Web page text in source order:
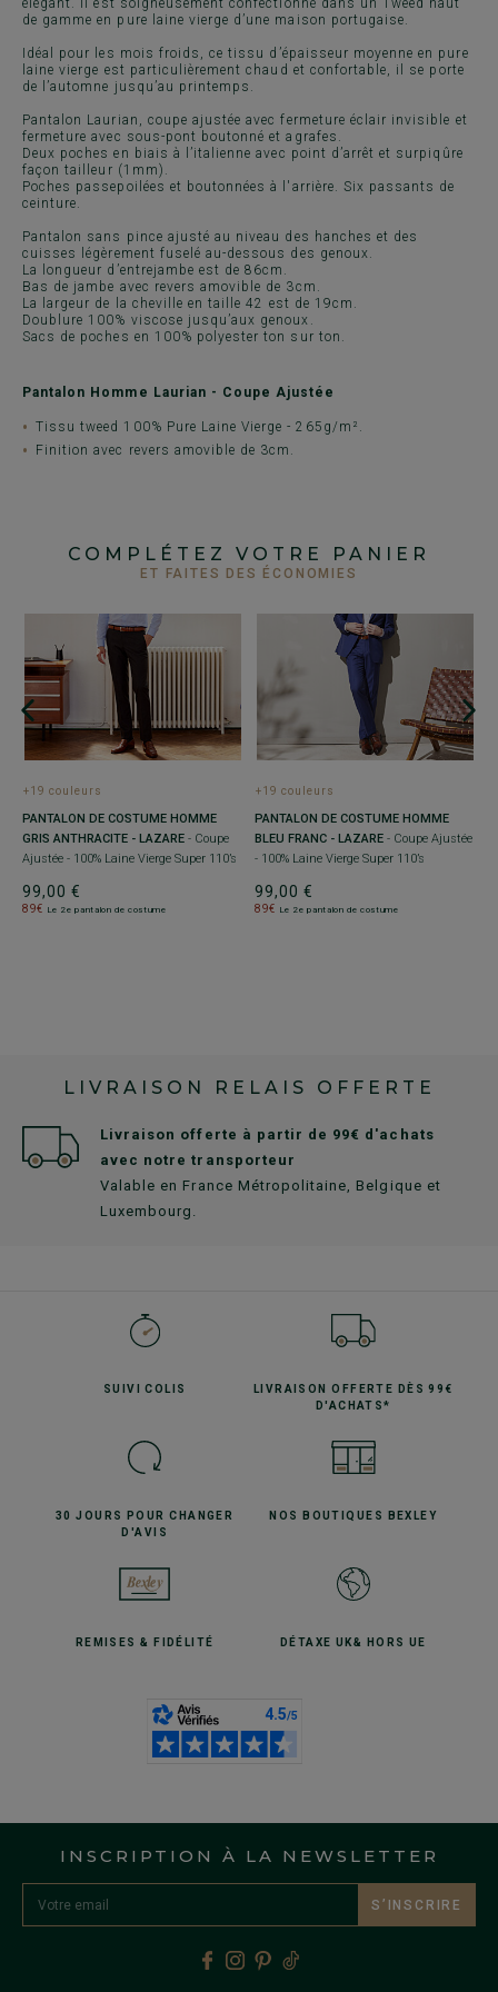
élégant. Il est soigneusement confectionné dans un Tweed haut
de gamme en pure laine vierge d’une maison portugaise.
Idéal pour les mois froids, ce tissu d’épaisseur moyenne en pure
laine vierge est particulièrement chaud et confortable, il se porte
de l’automne jusqu’au printemps.
Pantalon Laurian, coupe ajustée avec fermeture éclair invisible et
fermeture avec sous-pont boutonné et agrafes.
Deux poches en biais à l’italienne avec point d’arrêt et surpiqûre
façon tailleur (1mm).
Poches passepoilées et boutonnées à l'arrière. Six passants de
ceinture.
Pantalon sans pince ajusté au niveau des hanches et des
cuisses légèrement fuselé au-dessous des genoux.
La longueur d’entrejambe est de 86cm.
Bas de jambe avec revers amovible de 3cm.
La largeur de la cheville en taille 42 est de 19cm.
Doublure 100% viscose jusqu’aux genoux.
Sacs de poches en 100% polyester ton sur ton.
Pantalon Homme Laurian - Coupe Ajustée
Tissu tweed 100% Pure Laine Vierge - 265g/m².
Finition avec revers amovible de 3cm.
COMPLÉTEZ VOTRE PANIER
ET FAITES DES ÉCONOMIES
+19 couleurs
PANTALON DE COSTUME HOMME
GRIS ANTHRACITE - LAZARE - Coupe
Ajustée - 100% Laine Vierge Super 110’s
99,00 €
89€ Le 2e pantalon de costume
+19 couleurs
PANTALON DE COSTUME HOMME
BLEU FRANC - LAZARE - Coupe Ajustée
- 100% Laine Vierge Super 110’s
99,00 €
89€ Le 2e pantalon de costume
LIVRAISON RELAIS OFFERTE
Livraison offerte à partir de 99€ d'achats
avec notre transporteur
Valable en France Métropolitaine, Belgique et
Luxembourg.
SUIVICOLIS LIVRAISON OFFERTE
DÈS 99€
D'ACHATS*
30 JOURS POURCHANGER
D'AVIS
NOS BOUTIQUES BEXLEY
REMISES& FIDÉLITÉ DÉTAXE UK& HORS UE
INSCRIPTION À LA NEWSLETTER
S’INSCRIRE